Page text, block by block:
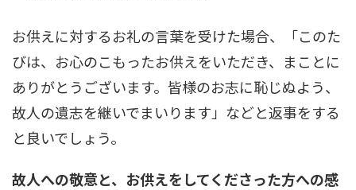
お供えに対するお礼の言葉を受けた場合、「このた
びは、お心のこもったお供えをいただき、まことに
ありがとうございます。皆様のお志に恥じぬよう、
故人の遺志を継いでまいります」などと返事をする
と良いでしょう。
故人への敬意と、お供えをしてくださった方への感